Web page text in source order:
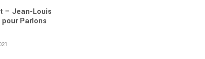
– Jean-Louis
Parlons